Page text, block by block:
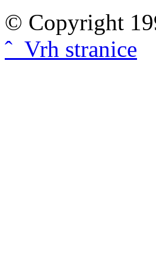
© Copyright
ˆ Vrh stranice